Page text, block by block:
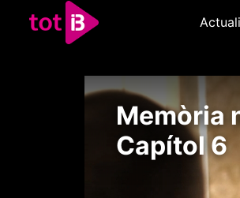
Memòria
Capítol 6